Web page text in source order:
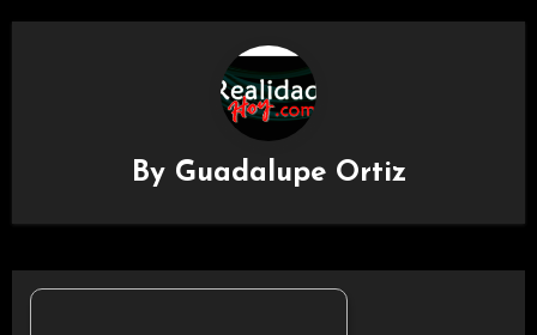
By Guadalupe Ortiz